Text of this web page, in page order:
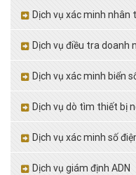
Dịch vụ xác minh nhân
Dịch vụ điều tra doanh
Dịch vụ xác minh biển
Dịch vụ dò tìm thiết bị
Dịch vụ xác minh số
Dịch vụ giám định ADN